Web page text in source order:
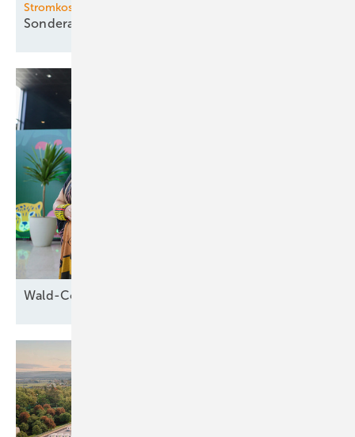
Stromkosten-Senker
Sonderabschreibung für
Wald-Cop30 in